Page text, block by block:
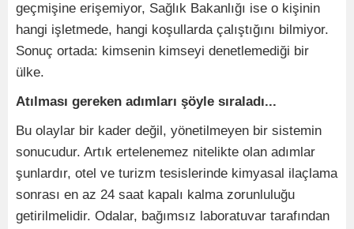
geçmişine erişemiyor, Sağlık Bakanlığı ise o kişinin
hangi işletmede, hangi koşullarda çalıştığını bilmiyor.
Sonuç ortada: kimsenin kimseyi denetlemediği bir
ülke.
Atılması gereken adımları şöyle sıraladı...
Bu olaylar bir kader değil, yönetilmeyen bir sistemin
sonucudur. Artık ertelenemez nitelikte olan adımlar
şunlardır, otel ve turizm tesislerinde kimyasal ilaçlama
sonrası en az 24 saat kapalı kalma zorunluluğu
getirilmelidir. Odalar, bağımsız laboratuvar tarafından